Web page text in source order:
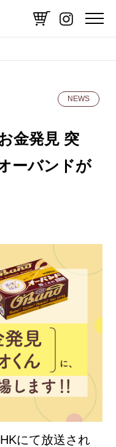
NEWS
金発見 突
ーバンドが
にて放送され